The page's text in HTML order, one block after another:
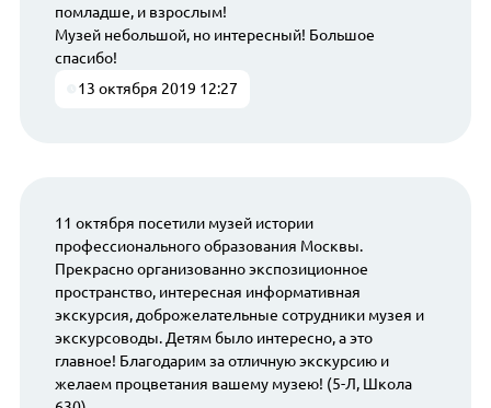
помладше, и взрослым!
Музей небольшой, но интересный! Большое
спасибо!
13 октября 2019 12:27
11 октября посетили музей истории
профессионального образования Москвы.
Прекрасно организованно экспозиционное
пространство, интересная информативная
экскурсия, доброжелательные сотрудники музея и
экскурсоводы. Детям было интересно, а это
главное! Благодарим за отличную экскурсию и
желаем процветания вашему музею! (5-Л, Школа